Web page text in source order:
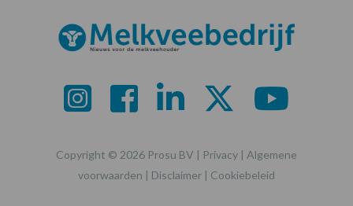
Copyright © 2026 Prosu BV | Privacy | Algemene
voorwaarden | Disclaimer | Cookiebeleid